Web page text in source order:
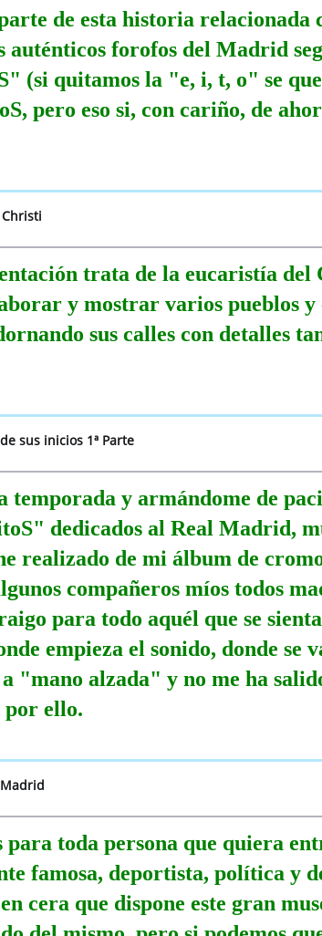
de esta historia relacionada
auténticos forofos del Madrid
(si quitamos la "e, i, t, o" se
pero eso si, con cariño, de
trata de la eucaristía del
y mostrar varios pueblos y
sus calles con detalles
sus inicios 1ª Parte
temporada y armándome de
dedicados al Real Madrid,
realizado de mi álbum de
compañeros míos todos
para todo aquél que se
empieza el sonido, donde se
"mano alzada" y no me ha
por ello.
toda persona que quiera
famosa, deportista, política y
cera que dispone este gran